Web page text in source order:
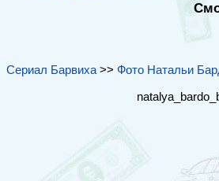
Сериал Барвиха >> Фото Натальи